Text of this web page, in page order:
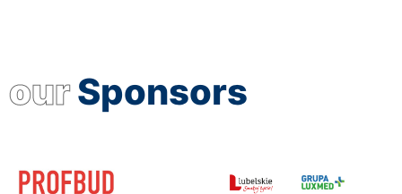
ourSponsors